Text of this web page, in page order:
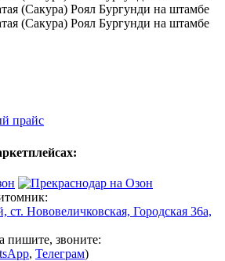
прайс
ст. Нововеличковская, Городская 36а,
пишите, звоните:
, Телеграм)